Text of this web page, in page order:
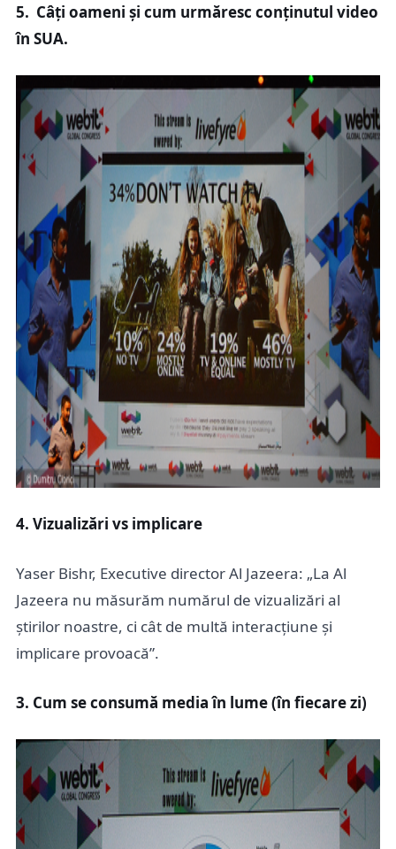
5. Câți oameni și cum urmăresc conținutul video
în SUA.
4. Vizualizări vs implicare
Yaser Bishr, Executive director Al Jazeera: „La Al
Jazeera nu măsurăm numărul de vizualizări al
știrilor noastre, ci cât de multă interacțiune și
implicare provoacă”.
3. Cum se consumă media în lume (în fiecare zi)